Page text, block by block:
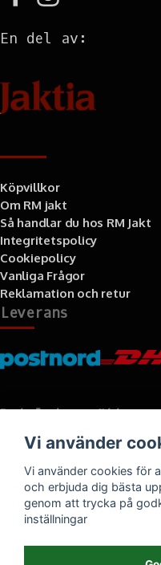
En del av:
Köpvillkor
Om RM jakt
Så handlar du hos RM Jakt
Integritetspolicy
Cookiepolicy
Vanliga Frågor
Reklamation och retur
Leverans
Betalningssätt
Vi använder
Vi använder cookies för
och erbjuda dig bästa
genom att trycka på
inställningar